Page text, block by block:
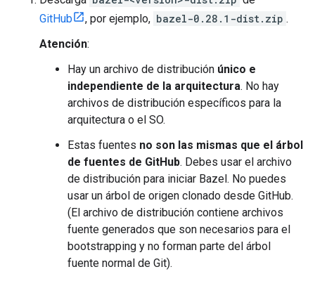
GitHub
, por ejemplo, bazel-0.28.1-dist.zip .
Atención:
Hay un archivo de distribución único e
independiente de la arquitectura. No hay
archivos de distribución específicos para la
arquitectura o el SO.
Estas fuentes no son las mismas que el árbol
de fuentes de GitHub. Debes usar el archivo
de distribución para iniciar Bazel. No puedes
usar un árbol de origen clonado desde GitHub.
(El archivo de distribución contiene archivos
fuente generados que son necesarios para el
bootstrapping y no forman parte del árbol
fuente normal de Git).